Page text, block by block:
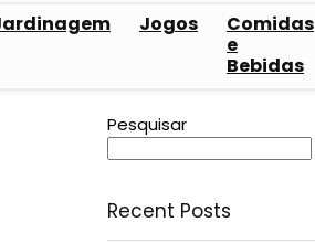
Jogos
Comidas
e
Bebidas
Pesquisar
Recent Posts